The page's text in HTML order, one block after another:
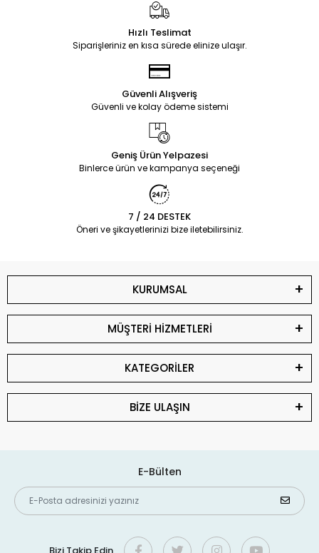
Hızlı Teslimat
Siparişleriniz en kısa sürede elinize ulaşır.
Güvenli Alışveriş
Güvenli ve kolay ödeme sistemi
Geniş Ürün Yelpazesi
Binlerce ürün ve kampanya seçeneği
7 / 24 DESTEK
Öneri ve şikayetlerinizi bize iletebilirsiniz.
KURUMSAL
MÜŞTERİ HİZMETLERİ
KATEGORİLER
BİZE ULAŞIN
E-Bülten